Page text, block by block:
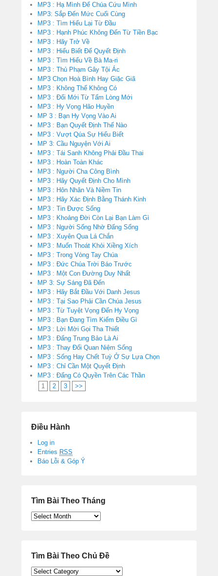
MP3 : Hạ Mình Để Chúa Cứu Mình
MP3: Sắp Đến Mức Cuối Cùng
MP3 : Tìm Hiểu Lại Từ Đầu
MP3 : Hạnh Phúc Không Đến Từ Tiền Bạc
MP3 : Hãy Trở Về
MP3 : Hiểu Biết Để Quyết Định
MP3 : Tìm Hiểu Về Bà Ma-ri
MP3 : Thủ Phạm Gây Tội Ác
MP3 Chọn Hoà Bình Hay Giặc Giã
MP3 : Không Thể Không Có
MP3 : Đổi Mới Từ Tấm Lòng Mới
MP3 : Hy Vọng Hão Huyền
MP 3 : Bạn Hy Vọng Vào Ai
MP3 : Bạn Quyết Định Thế Nào
MP3 : Vượt Qúa Sự Hiểu Biết
MP 3: Cầu Nguyện Với Ai
MP3 : Tái Sanh Không Phải Đầu Thai
MP3 : Hoàn Toàn Khác
MP3 : Người Cha Công Bình
MP3 : Hãy Quyết Định Cho Mình
MP3 : Hôn Nhân Và Niềm Tin
MP3 : Hãy Xác Định Bằng Thánh Kinh
MP3 : Tin Được Sống
MP3 : Khoảng Đời Còn Lại Bạn Làm Gì
MP3 : Người Sống Nhờ Đấng Sống
MP3 : Xuyên Qua Lá Chắn
MP3 : Muốn Thoát Khỏi Xiềng Xích
MP3 : Trong Vòng Tay Chúa
MP3 : Đức Chúa Trời Báo Trước
MP3 : Một Con Đường Duy Nhất
MP 3: Sự Sáng Đã Đến
MP3 : Hãy Bắt Đầu Với Danh Jesus
MP3 : Tại Sao Phải Cần Chúa Jesus
MP3 : Từ Tuyệt Vọng Đến Hy Vọng
MP3 : Bạn Đang Tìm Kiếm Điều Gì
MP3 : Lời Mời Gọi Tha Thiết
MP3 : Đấng Trung Bảo Là Ai
MP3 : Thay Đổi Quan Niệm Sống
MP3 : Sống Hay Chết Tuỳ Ở Sự Lựa Chọn
MP3 : Chỉ Cần Một Quyết Định
MP3 : Đấng Có Quyền Trên Các Thần
1
2 3 >>
Điều Hành
Log in
Entries RSS
Báo Lỗi & Góp Ý
Tìm Bài Theo Tháng
Tìm
Tìm Bài Theo Chủ Đề
Tìm